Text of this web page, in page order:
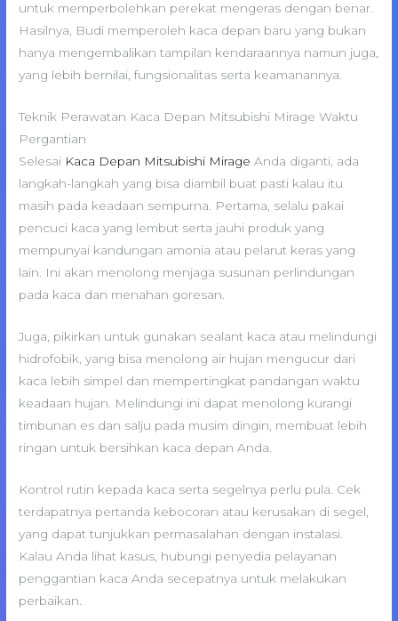
untuk memperbolehkan perekat mengeras dengan benar.
Hasilnya, Budi memperoleh kaca depan baru yang bukan
hanya mengembalikan tampilan kendaraannya namun juga,
yang lebih bernilai, fungsionalitas serta keamanannya.
Teknik Perawatan Kaca Depan Mitsubishi Mirage Waktu
Pergantian
Selesai Kaca Depan Mitsubishi Mirage Anda diganti, ada
langkah-langkah yang bisa diambil buat pasti kalau itu
masih pada keadaan sempurna. Pertama, selalu pakai
pencuci kaca yang lembut serta jauhi produk yang
mempunyai kandungan amonia atau pelarut keras yang
lain. Ini akan menolong menjaga susunan perlindungan
pada kaca dan menahan goresan.
Juga, pikirkan untuk gunakan sealant kaca atau melindungi
hidrofobik, yang bisa menolong air hujan mengucur dari
kaca lebih simpel dan mempertingkat pandangan waktu
keadaan hujan. Melindungi ini dapat menolong kurangi
timbunan es dan salju pada musim dingin, membuat lebih
ringan untuk bersihkan kaca depan Anda.
Kontrol rutin kepada kaca serta segelnya perlu pula. Cek
terdapatnya pertanda kebocoran atau kerusakan di segel,
yang dapat tunjukkan permasalahan dengan instalasi.
Kalau Anda lihat kasus, hubungi penyedia pelayanan
penggantian kaca Anda secepatnya untuk melakukan
perbaikan.